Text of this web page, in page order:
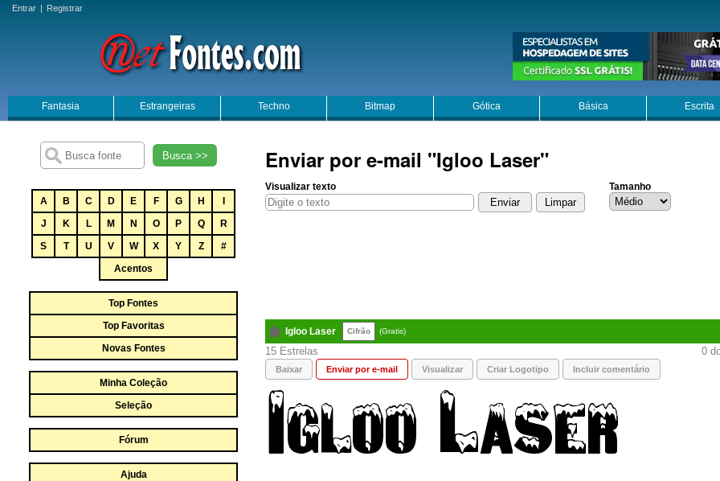
Entrar | Registrar
Fantasia Estrangeiras Techno Bitmap Gótica Básica Escrita
Busca >>
A B C D E F G H
J
K L M N O P Q
R
S
T U V W X Y Z
#
Acentos
Top Fontes
Top Favoritas
Novas Fontes
Minha Coleção
Seleção
Fórum
Ajuda
Enviar por e-mail "Igloo Laser"
Visualizar texto Tamanho
Igloo Laser Cifrão (Gratis)
15 0
Baixar Enviar por e-mail Visualizar Criar Logotipo Incluir comentário